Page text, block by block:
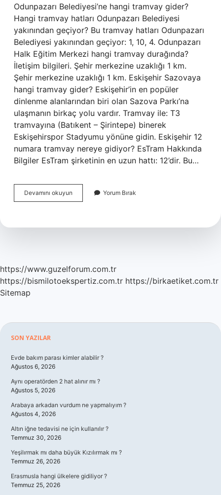
Odunpazarı Belediyesi’ne hangi tramvay gider?
Hangi tramvay hatları Odunpazarı Belediyesi
yakınından geçiyor? Bu tramvay hatları Odunpazarı
Belediyesi yakınından geçiyor: 1, 10, 4. Odunpazarı
Halk Eğitim Merkezi hangi tramvay durağında?
İletişim bilgileri. Şehir merkezine uzaklığı 1 km.
Şehir merkezine uzaklığı 1 km. Eskişehir Sazovaya
hangi tramvay gider? Eskişehir’in en popüler
dinlenme alanlarından biri olan Sazova Parkı’na
ulaşmanın birkaç yolu vardır. Tramvay ile: T3
tramvayına (Batıkent – Şirintepe) binerek
Eskişehirspor Stadyumu yönüne gidin. Eskişehir 12
numara tramvay nereye gidiyor? EsTram Hakkında
Bilgiler EsTram şirketinin en uzun hattı: 12’dir. Bu…
Devamını okuyun Odunpazarı
Evleri
Tramvay
Yorum Bırak
https://www.guzelforum.com.tr
https://bismilotoekspertiz.com.tr https://birkaetiket.com.tr
Sitemap
Sidebar
SON YAZILAR
Evde bakım parası kimler alabilir ?
Ağustos 6, 2026
Aynı operatörden 2 hat alınır mı ?
Ağustos 5, 2026
Arabaya arkadan vurdum ne yapmalıyım ?
Ağustos 4, 2026
Altın iğne tedavisi ne için kullanılır ?
Temmuz 30, 2026
Yeşilırmak mı daha büyük Kızılırmak mı ?
Temmuz 26, 2026
Erasmusla hangi ülkelere gidiliyor ?
Temmuz 25, 2026